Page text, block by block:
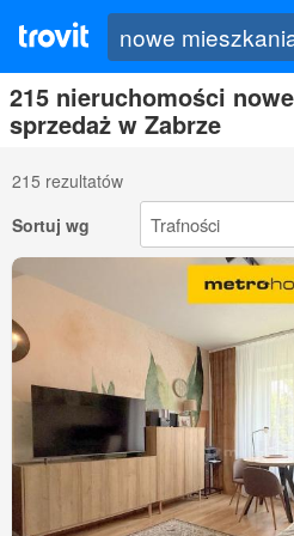
215 nieruchomości
sprzedaż w Zabrze
215 rezultatów
Sortuj wg